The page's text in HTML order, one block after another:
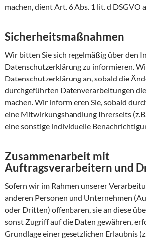
machen, dient Art. 6 Abs. 1 lit. d DSGVO
Sicherheitsmaßnahmen
Wir bitten Sie sich regelmäßig über den
Datenschutzerklärung zu informieren.
Datenschutzerklärung an, sobald die
durchgeführten Datenverarbeitungen
machen. Wir informieren Sie, sobald
eine Mitwirkungshandlung Ihrerseits
eine sonstige individuelle
Zusammenarbeit mit
Auftragsverarbeitern und
Sofern wir im Rahmen unserer
anderen Personen und Unternehmen
oder Dritten) offenbaren, sie an diese
sonst Zugriff auf die Daten gewähren,
Grundlage einer gesetzlichen Erlaubnis